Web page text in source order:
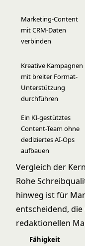
Marketing-Content
mit CRM-Daten
verbinden
Kreative Kampagnen
mit breiter Format-
Unterstützung
durchführen
Ein KI-gestütztes
Content-Team ohne
dediziertes AI-Ops
aufbauen
Vergleich der
Rohe
hinweg ist für
entscheidend,
redaktionellen
Fähigkeit